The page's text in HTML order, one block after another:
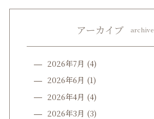
アーカイブ archive
2026年7月 (4)
2026年6月 (1)
2026年4月 (4)
2026年3月 (3)